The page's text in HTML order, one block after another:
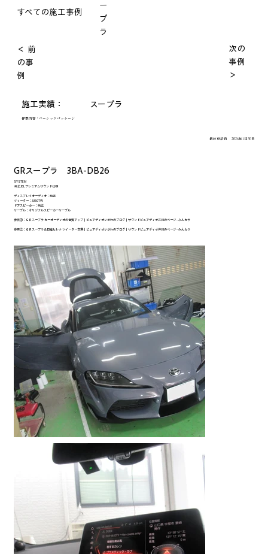
すべての施工事例
ー
プ
ラ
施工実績： スープラ
作業内容：ベーシックパッケージ
最終更新日 2026年1月30日
GRスープラ 3BA-DB26
SYSTEM
純正JBLプレミアムサウンド仕様
ディスプレイオーディオ：純正
ツィーター：JU60TW
ドアスピーカー：純正
ケーブル：オリジナルスピーカーケーブル
参照①： ＧＲスープラ カーオーディオの音質アップ｜ピュアディオいがわのブログ｜サウンドピュアディオ井川のページ - みんカラ
参照②： ＧＲスープラ＆日産セレナ ツイーター交換｜ピュアディオいがわのブログ｜サウンドピュアディオ井川のページ - みんカラ
＜ 前
の事
例
次の
事例
＞